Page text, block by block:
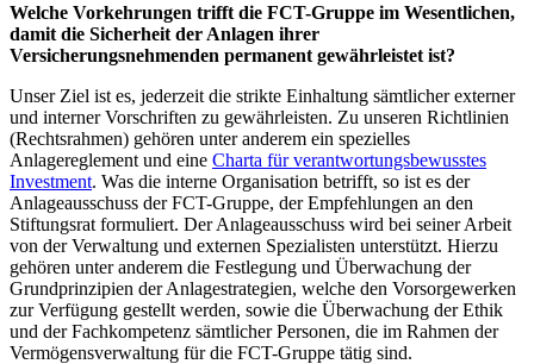
Welche Vorkehrungen trifft die FCT-Gruppe im Wesentlichen,
damit die Sicherheit der Anlagen ihrer
Versicherungsnehmenden permanent gewährleistet ist?
Unser Ziel ist es, jederzeit die strikte Einhaltung sämtlicher externer
und interner Vorschriften zu gewährleisten. Zu unseren Richtlinien
(Rechtsrahmen) gehören unter anderem ein spezielles
Anlagereglement und eine Charta für verantwortungsbewusstes
Investment. Was die interne Organisation betrifft, so ist es der
Anlageausschuss der FCT-Gruppe, der Empfehlungen an den
Stiftungsrat formuliert. Der Anlageausschuss wird bei seiner Arbeit
von der Verwaltung und externen Spezialisten unterstützt. Hierzu
gehören unter anderem die Festlegung und Überwachung der
Grundprinzipien der Anlagestrategien, welche den Vorsorgewerken
zur Verfügung gestellt werden, sowie die Überwachung der Ethik
und der Fachkompetenz sämtlicher Personen, die im Rahmen der
Vermögensverwaltung für die FCT-Gruppe tätig sind.